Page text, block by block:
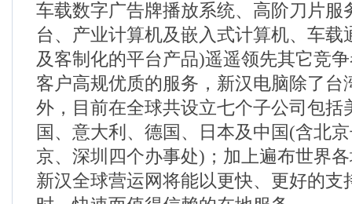
车载数字广告牌播放系统、高阶刀片服
台、产业计算机及嵌入式计算机、车载
及客制化的平台产品)遥遥领先其它竞
客户高规优质的服务，新汉电脑除了台
外，目前在全球共设立七个子公司包括
国、意大利、德国、日本及中国(含北
京、深圳四个办事处)；加上遍布世界
新汉全球营运网将能以更快、更好的支